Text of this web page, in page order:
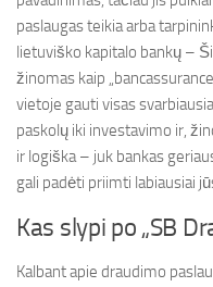
paslaugas teikia arba
lietuviško kapitalo bankų –
žinomas kaip
vietoje gauti visas
paskolų iki investavimo ir,
ir logiška – juk bankas
gali padėti priimti labiausiai
Kas slypi po „SB
Kalbant apie draudimo